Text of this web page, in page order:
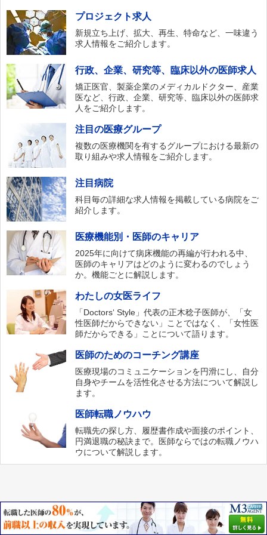
プロジェクト求人
新規立ち上げ、拡大、再生、特命など、一味違う
求人情報をご紹介します。
行政、企業、研究等、臨床以外の医師求人
矯正医官、製薬企業のメディカルドクター、産業
医など、行政、企業、研究等、臨床以外の医師求
人をご紹介します。
注目の医療グループ
複数の医療機関を有するグループにおける最新の
取り組みや求人情報をご紹介します。
注目病院
科目毎の詳細な求人情報を掲載している病院をご
紹介します。
医療機能別・医師のキャリア
2025年に向けて病床機能の再編が行われる中、
医師のキャリアはどのように変わるのでしょう
か。機能ごとに解説します。
わたしの女医ライフ
「Doctors‘ Style」代表の正木稔子医師が、「女
性医師だからできない」ことではなく、「女性医
師だからできる」ことについて語ります。
医師のためのコーチング講座
医療現場のコミュニケーションを円滑にし、自分
自身やチームを活性化させる方法について解説し
ます。
医師転職ノウハウ
転職先の探し方、履歴書作成や面接のポイント、
円満退職の秘訣まで。医師ならではの転職ノウハ
ウについて解説します。